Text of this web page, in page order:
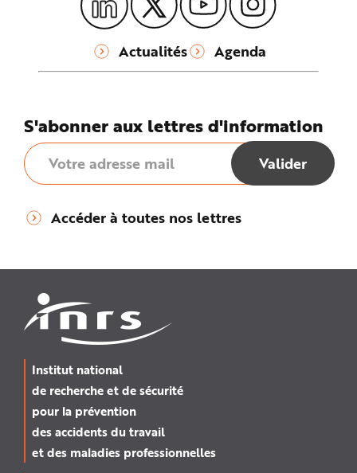
Actualités Agenda
S'abonner aux lettres d'information
Accéder à toutes nos lettres
Institut national
de recherche et de sécurité
pour la prévention
des accidents du travail
et des maladies professionnelles